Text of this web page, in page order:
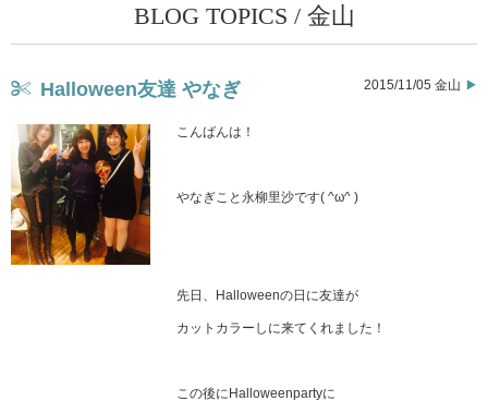
BLOG TOPICS / 金山
Halloween友達 やなぎ 2015/11/05 金山
こんばんは！
やなぎこと永柳里沙です( ^ω^ )
先日、Halloweenの日に友達が
カットカラーしに来てくれました！
この後にHalloweenpartyに